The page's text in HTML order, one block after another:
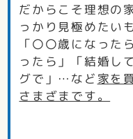
だからこそ理想の
っかり見極めたい
「〇〇歳になった
ったら」「結婚し
グで」…など 家を
さまざまです。